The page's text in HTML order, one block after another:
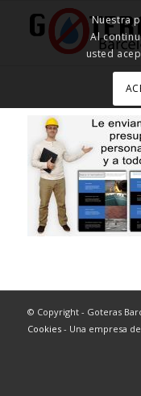
© Copyright - Goteras
Cookies- Una empresa de
Nuestra
Al
usted